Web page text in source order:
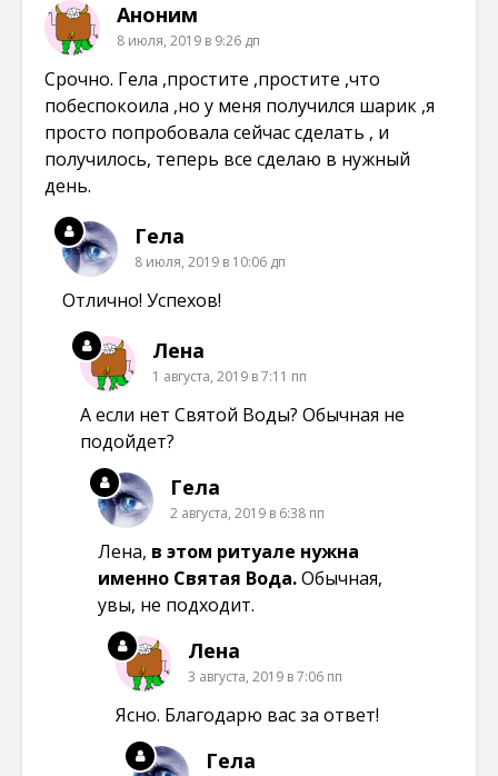
Аноним
8 июля, 2019 в 9:26 дп
Срочно. Гела ,простите ,простите ,что
побеспокоила ,но у меня получился шарик ,я
просто попробовала сейчас сделать , и
получилось, теперь все сделаю в нужный
день.
Гела
8 июля, 2019 в 10:06 дп
Отлично! Успехов!
Лена
1 августа, 2019 в 7:11 пп
А если нет Святой Воды? Обычная не
подойдет?
Гела
2 августа, 2019 в 6:38 пп
Лена, в этом ритуале нужна
именно Святая Вода.Обычная,
увы, не подходит.
Лена
3 августа, 2019 в 7:06 пп
Ясно. Благодарю вас за ответ!
Гела